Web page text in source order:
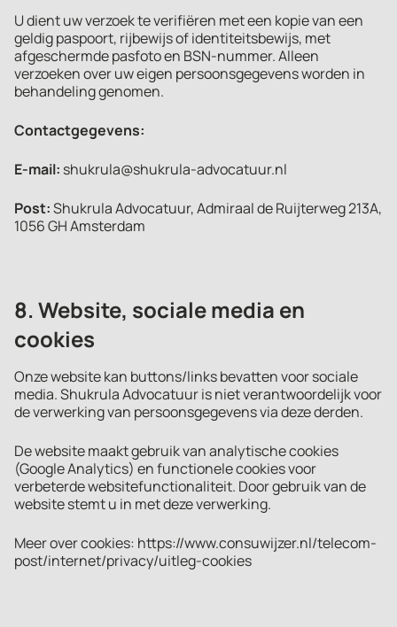
U dient uw verzoek te verifiëren met een kopie van een
geldig paspoort, rijbewijs of identiteitsbewijs, met
afgeschermde pasfoto en BSN-nummer. Alleen
verzoeken over uw eigen persoonsgegevens worden in
behandeling genomen.
Contactgegevens:
E-mail: shukrula@shukrula-advocatuur.nl
Post:Shukrula Advocatuur, Admiraal de Ruijterweg 213A,
1056 GH Amsterdam
8. Website, sociale media en
cookies
Onze website kan buttons/links bevatten voor sociale
media. Shukrula Advocatuur is niet verantwoordelijk voor
de verwerking van persoonsgegevens via deze derden.
De website maakt gebruik van analytische cookies
(Google Analytics) en functionele cookies voor
verbeterde websitefunctionaliteit. Door gebruik van de
website stemt u in met deze verwerking.
Meer over cookies: https://www.consuwijzer.nl/telecom-
post/internet/privacy/uitleg-cookies